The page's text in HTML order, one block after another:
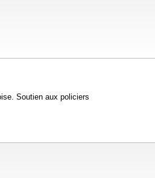
Soutien aux policiers